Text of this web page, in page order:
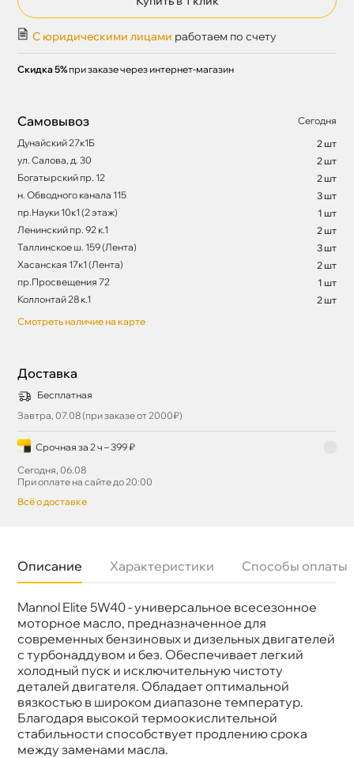
С юридическими лицами работаем по счету
Скидка 5% при заказе через интернет-магазин
Самовывоз
Сегодня
Дунайский 27к1Б
2 шт
ул. Салова, д. 30
2 шт
Богатырский пр. 12
2 шт
н. Обводного канала 115
3 шт
пр.Науки 10к1 (2 этаж)
1 шт
Ленинский пр. 92 к.1
2 шт
Таллинское ш. 159 (Лента)
3 шт
Хасанская 17к1 (Лента)
2 шт
пр.Просвещения 72
1 шт
Коллонтай 28 к.1
2 шт
Смотреть наличие на карте
Доставка
Бесплатная
Завтра, 07.08 (при заказе от 2000₽)
Срочная за 2 ч – 399 ₽
Сегодня, 06.08
При оплате на сайте до 20:00
сё о доставке
Описание Характеристики Способы оплаты
Mannol Elite 5W40 - универсальное всесезонное
моторное масло, предназначенное для
современных бензиновых и дизельных двигателей
с турбонаддувом и без. Обеспечивает легкий
холодный пуск и исключительную чистоту
деталей двигателя. Обладает оптимальной
язкостью в широком диапазоне температур.
Благодаря высокой термоокислительной
стабильности способствует продлению срока
между заменами масла.
язкость
5W-40
Mannol
Тип масла
Синтетика
Допуски
MB 229.3/226.5, GM LL-A-025/ B-
025,PORSCHE A40
Спецификации
API SN/CF, ACEA A3/B4
Объем
4л